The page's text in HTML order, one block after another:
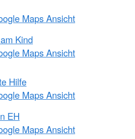
Maps Ansicht
Kind
Maps Ansicht
Hilfe
Maps Ansicht
EH
Maps Ansicht